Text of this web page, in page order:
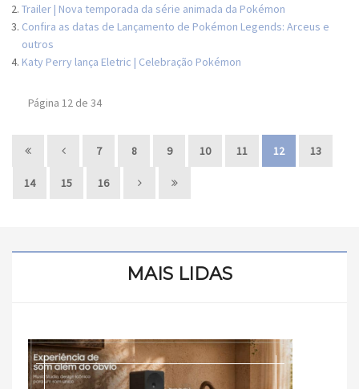
Trailer | Nova temporada da série animada da Pokémon
Confira as datas de Lançamento de Pokémon Legends: Arceus e
outros
Katy Perry lança Eletric | Celebração Pokémon
Página 12 de 34
7 8 9 10 11 12 13
14 15 16
MAIS LIDAS